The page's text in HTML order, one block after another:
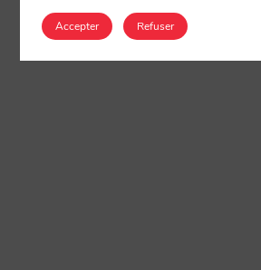
Accepter Refuser